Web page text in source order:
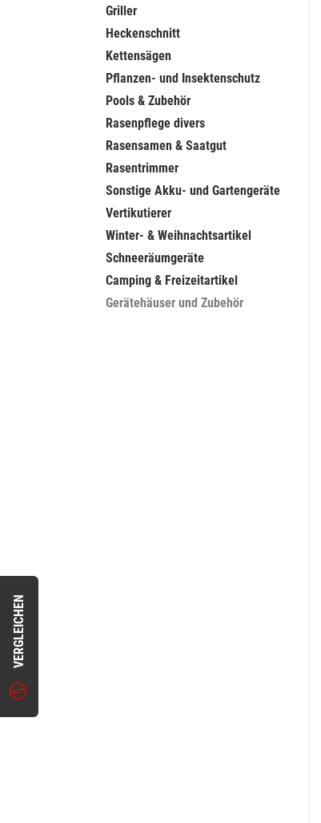
VERGLEICHEN
Griller
Heckenschnitt
Kettensägen
Pflanzen- und Insektenschutz
Pools & Zubehör
Rasenpflege divers
Rasensamen & Saatgut
Rasentrimmer
Sonstige Akku- und Gartengeräte
Vertikutierer
Winter- & Weihnachtsartikel
Schneeräumgeräte
Camping & Freizeitartikel
Gerätehäuser und Zubehör